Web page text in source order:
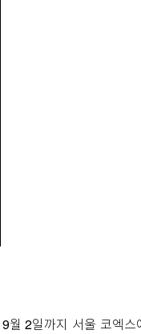
월 2일까지 서울 코엑스